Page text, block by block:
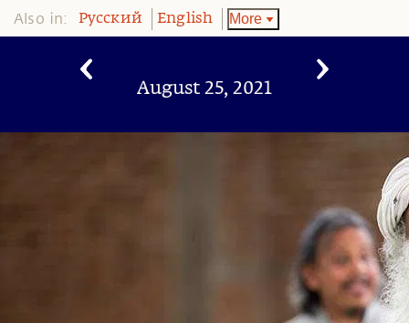
Also in: Pусский English More
August 25, 2021